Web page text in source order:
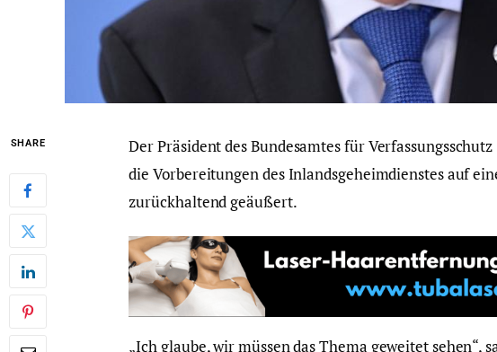
SHARE
Der Präsident des Bundesamtes für
die Vorbereitungen des Inlandsgeheimdienstes auf
zurückhaltend geäußert.
„Ich glaube, wir müssen das Thema geweitet sehen“,